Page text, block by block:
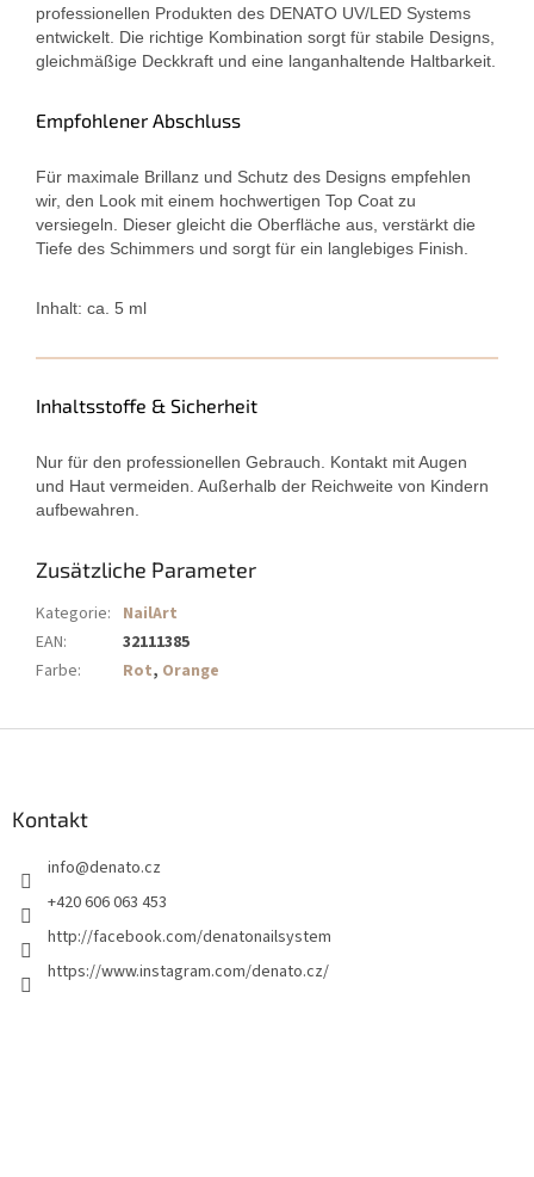
professionellen Produkten des DENATO UV/LED Systems
entwickelt. Die richtige Kombination sorgt für stabile Designs,
gleichmäßige Deckkraft und eine langanhaltende Haltbarkeit.
Empfohlener Abschluss
Für maximale Brillanz und Schutz des Designs empfehlen
wir, den Look mit einem hochwertigen Top Coat zu
versiegeln. Dieser gleicht die Oberfläche aus, verstärkt die
Tiefe des Schimmers und sorgt für ein langlebiges Finish.
Inhalt: ca. 5 ml
Inhaltsstoffe & Sicherheit
Nur für den professionellen Gebrauch. Kontakt mit Augen
und Haut vermeiden. Außerhalb der Reichweite von Kindern
aufbewahren.
Zusätzliche Parameter
Kategorie: NailArt
EAN:
32111385
Farbe: Rot, Orange
Kontakt
info@denato.cz
+420 606 063 453
http://facebook.com/denatonailsystem
https://www.instagram.com/denato.cz/